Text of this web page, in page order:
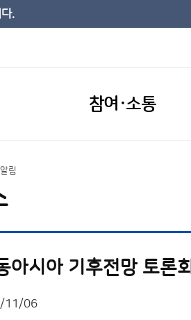
.
참여·소통
알림
아시아 기후전망 토론회
11/06